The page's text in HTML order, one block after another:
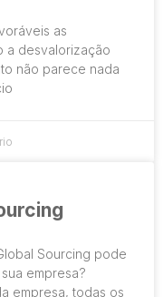
as
a desvalorização
não parece nada
Sourcing pode
empresa?
empresa, todas os